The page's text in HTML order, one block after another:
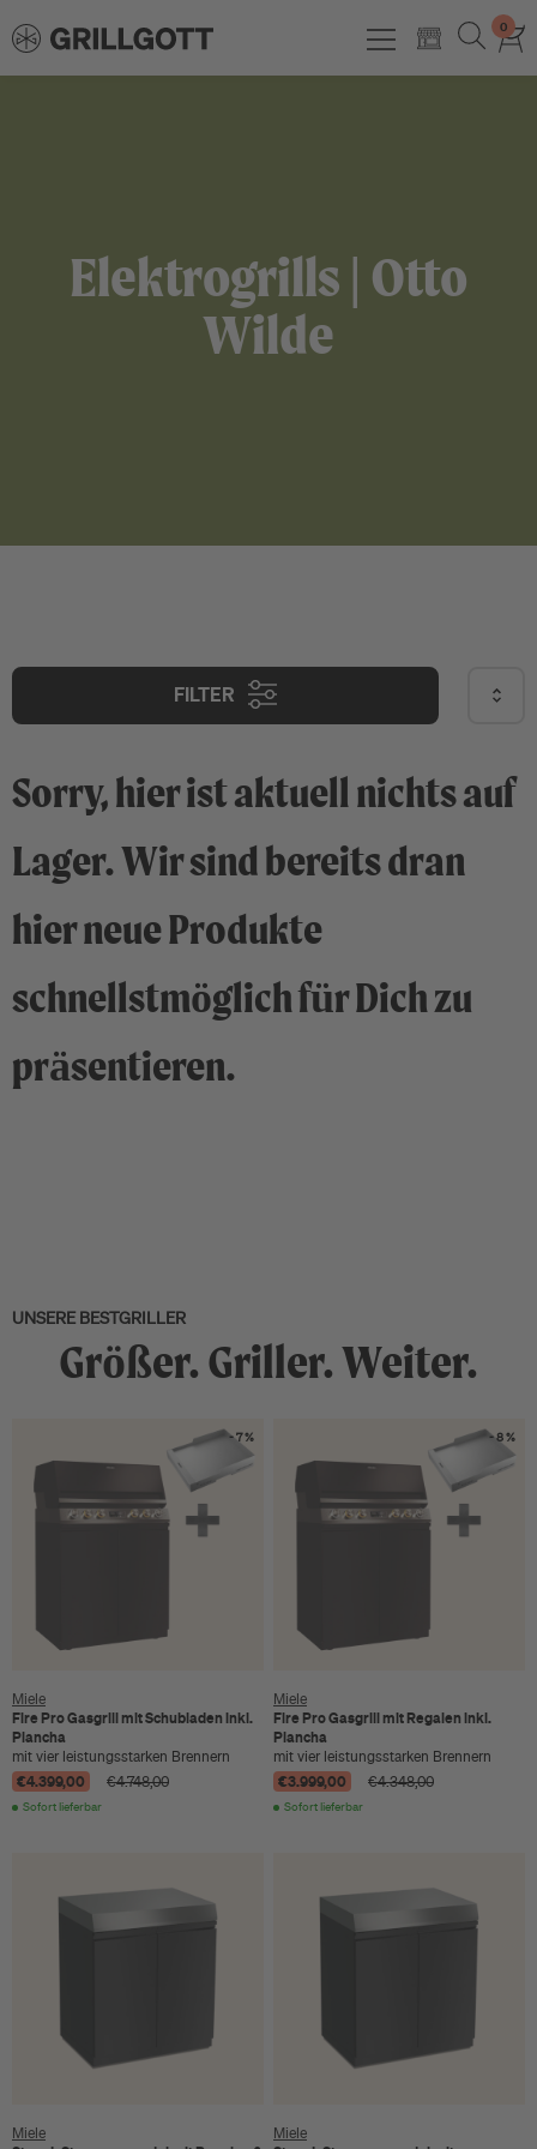
0
Elektrogrills | Otto
Wilde
FILTER
Sorry, hier ist aktuell nichts auf
Lager. Wir sind bereits dran
hier neue Produkte
schnellstmöglich für Dich zu
präsentieren.
UNSERE BESTGRILLER
Größer. Griller. Weiter.
- 7 %
Miele
Fire Pro Gasgrill mit Schubladen inkl.
Plancha
mit vier leistungsstarken Brennern
€4.399,00 €4.748,00
Sofort lieferbar
- 8 %
Miele
Fire Pro Gasgrill mit Regalen inkl.
Plancha
mit vier leistungsstarken Brennern
€3.999,00 €4.348,00
Sofort lieferbar
Miele Miele